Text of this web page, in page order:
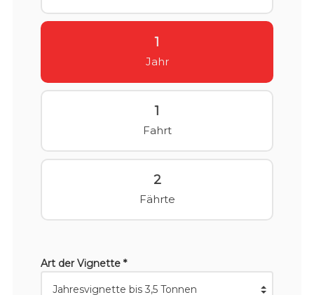
1
Jahr
1
Fahrt
2
Fährte
Art der Vignette *